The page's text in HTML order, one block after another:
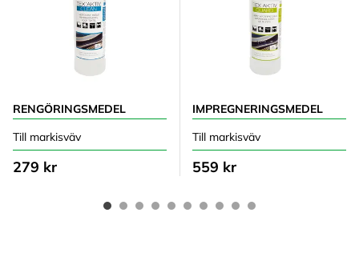
RENGÖRINGSMEDEL
Till markisväv
279 kr
IMPREGNERINGSMEDEL
Till markisväv
559 kr